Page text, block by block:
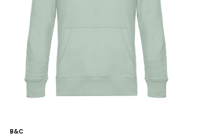
B&C